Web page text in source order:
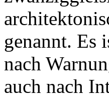
genannt. Es
nach
auch nach